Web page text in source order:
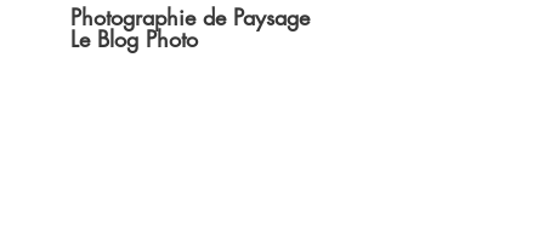
Photographie de Paysage
Le Blog Photo